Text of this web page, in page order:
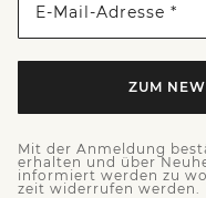
E-Mail-Adresse *
ZUM
Mit der Anmeldung
erhalten und über
informiert werden zu
zeit widerrufen werden.